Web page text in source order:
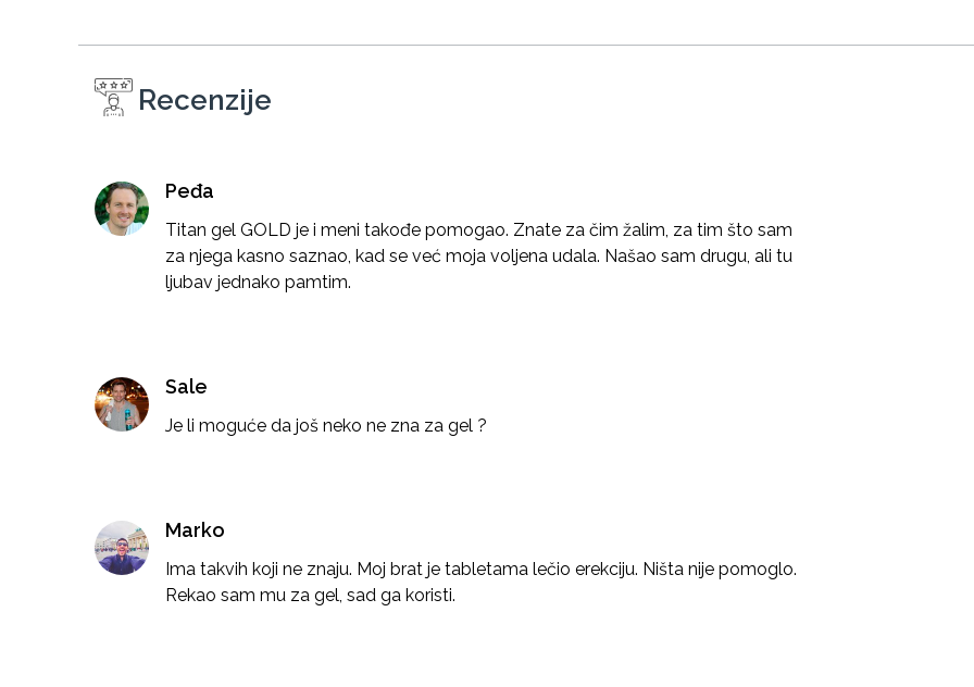
Recenzije
Peđa
Titan gel GOLD je i meni takođe pomogao. Znate za čim žalim, za tim što sam
za njega kasno saznao, kad se već moja voljena udala. Našao sam drugu, ali tu
ljubav jednako pamtim.
Sale
Je li moguće da još neko ne zna za gel ?
Marko
Ima takvih koji ne znaju. Moj brat je tabletama lečio erekciju. Ništa nije pomoglo.
Rekao sam mu za gel, sad ga koristi.